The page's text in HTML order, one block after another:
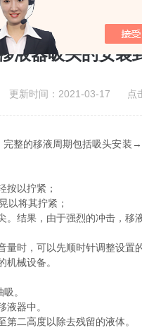
,每一步都至关重要!
液器吸头的安装
更新时间：2021-03-17 点
的移液周期包括吸头安
以拧紧；
将其拧紧；
果，由于强烈的冲击，移
，可以先顺时针调整设置
械设备。
。
器中。
二高度以除去残留的液体。